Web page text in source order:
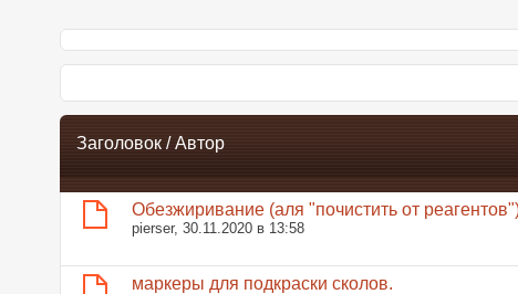
Заголовок/Автор
Обезжиривание (аля "почистить от
pierser, 30.11.2020 в 13:58
маркеры для подкраски сколов.